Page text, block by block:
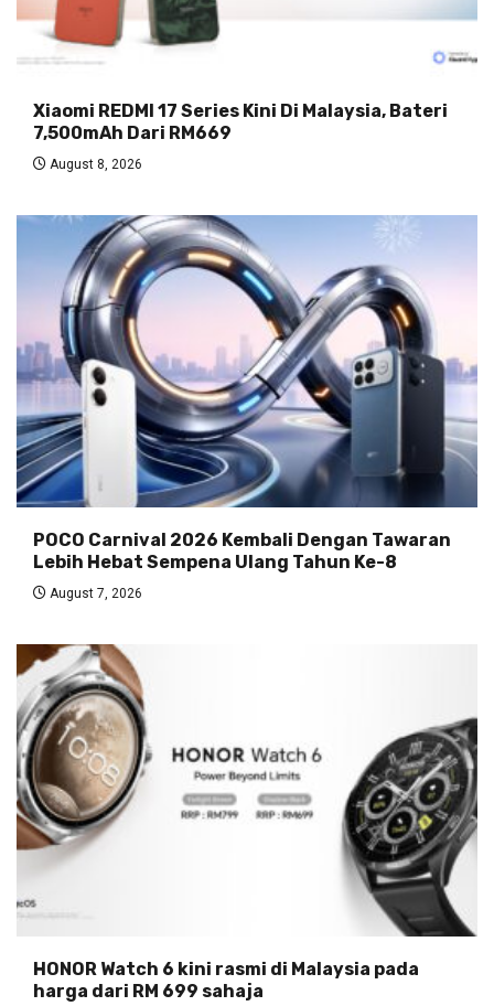
Xiaomi REDMI 17 Series Kini Di Malaysia, Bateri
7,500mAh Dari RM669
August 8, 2026
POCO Carnival 2026 Kembali Dengan Tawaran
Lebih Hebat Sempena Ulang Tahun Ke-8
August 7, 2026
HONOR Watch 6 kini rasmi di Malaysia pada
harga dari RM 699 sahaja